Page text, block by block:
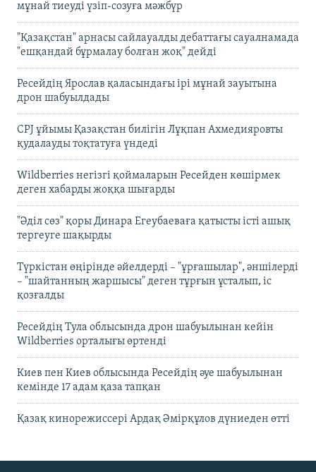
мұнай тиеуді үзіп-созуға мәжбүр
"Қазақстан" арнасы сайлауалды дебаттағы сауалнамада
"ешқандай бұрмалау болған жоқ" дейді
Ресейдің Ярослав қаласындағы ірі мұнай зауытына
дрон шабуылдады
CPJ ұйымы Қазақстан билігін Лұқпан Ахмедияровты
қудалауды тоқтатуға үндеді
Wildberries негізгі қоймаларын Ресейден көшірмек
деген хабарды жоққа шығарды
"Әділ сөз" қоры Динара Егеубаеваға қатысты істі ашық
тергеуге шақырды
Түркістан өңірінде әйелдерді – "ұрғашылар", әншілерді
– "шайтанның жаршысы" деген тұрғын ұсталып, іс
қозғалды
Ресейдің Тула облысында дрон шабуылынан кейін
Wildberries орталығы өртенді
Киев пен Киев облысында Ресейдің әуе шабуылынан
кемінде 17 адам қаза тапқан
Қазақ кинорежиссері Ардақ Әмірқұлов дүниеден өтті